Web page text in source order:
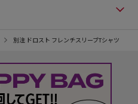
別注 ドロスト フレンチスリーブTシャツ